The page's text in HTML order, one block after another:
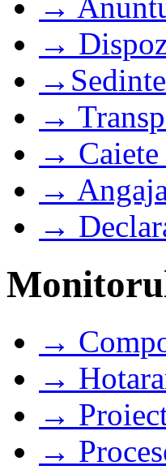
→
→
→
→ Caiete
→
→
→
→
→
→